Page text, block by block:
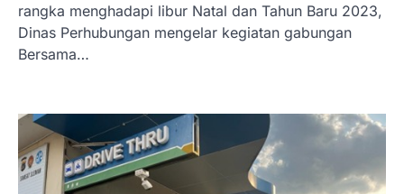
rangka menghadapi libur Natal dan Tahun Baru 2023,
Dinas Perhubungan mengelar kegiatan gabungan
Bersama…